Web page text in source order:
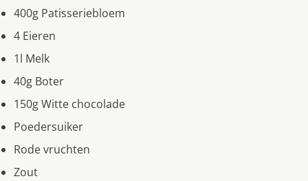
400g Patisseriebloem
4 Eieren
1l Melk
40g Boter
150g Witte chocolade
Poedersuiker
Rode vruchten
Zout